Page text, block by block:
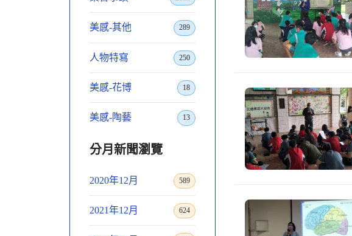
美感-其他 289
人物特寫 250
美感-花博 18
美感-陶藝 13
分月新聞瀏覽
2020年12月 589
2021年12月 624